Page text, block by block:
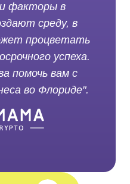
факторы в
среду, в
процветать
успеха.
помочь вам с
во Флориде".